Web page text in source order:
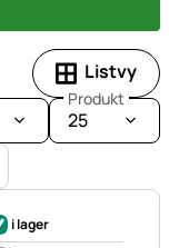
Listvy
Produkt
25
i lager